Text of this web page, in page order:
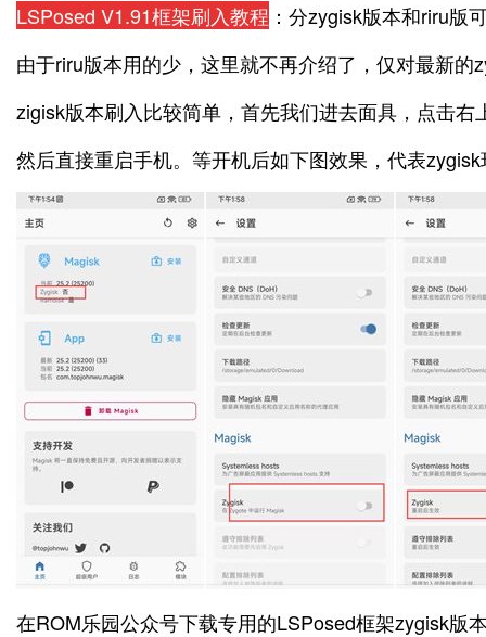
LSPosed V1.91框架刷入教程 ：分zygisk版本和riru版
由于riru版本用的少，这里就不再介绍了，仅对最新的
zigisk版本刷入比较简单，首先我们进去面具，点击
然后直接重启手机。等开机后如下图效果，代表
在ROM乐园公众号下载专用的LSPosed框架zygisk版